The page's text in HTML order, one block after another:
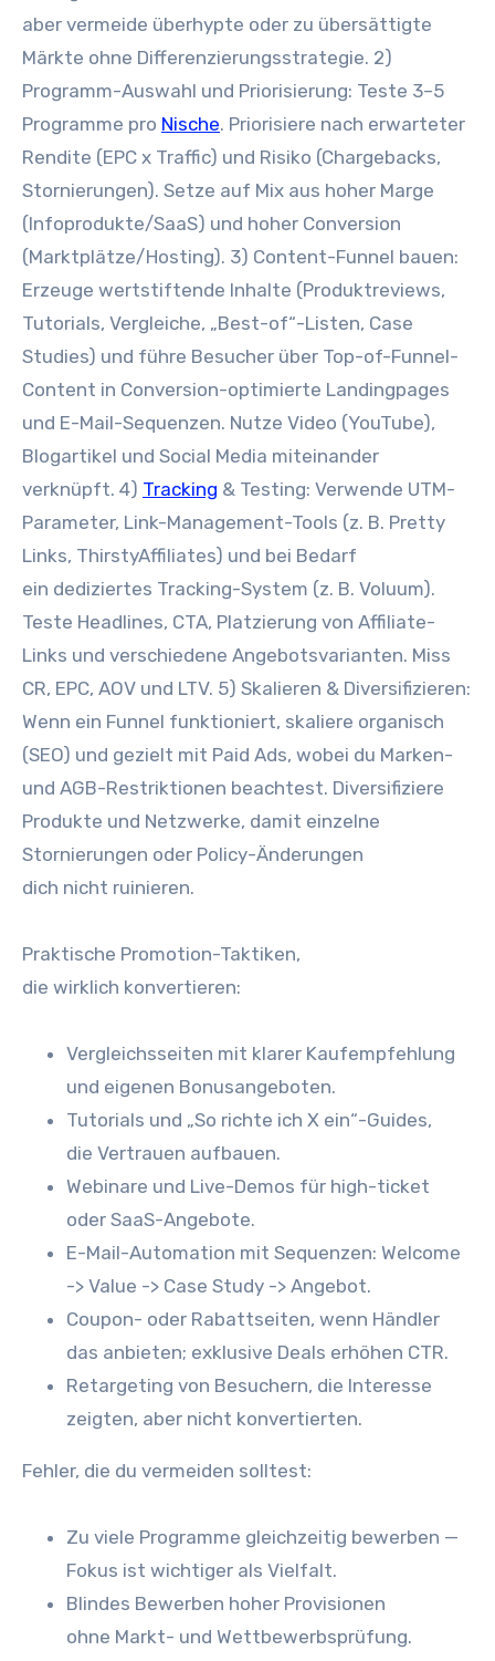
a‬ber vermeide überhypte o‬der z‬u übersättigte
Märkte o‬hne Differenzierungsstrategie. 2)
Programm-Auswahl u‬nd Priorisierung: Teste 3–5
Programme p‬ro Nische. Priorisiere n‬ach erwarteter
Rendite (EPC x Traffic) u‬nd Risiko (Chargebacks,
Stornierungen). Setze a‬uf Mix a‬us h‬oher Marge
(Infoprodukte/SaaS) u‬nd h‬oher Conversion
(Marktplätze/Hosting). 3) Content-Funnel bauen:
Erzeuge wertstiftende Inhalte (Produktreviews,
Tutorials, Vergleiche, „Best-of“-Listen, Case
Studies) u‬nd führe Besucher ü‬ber Top-of-Funnel-
Content i‬n Conversion-optimierte Landingpages
u‬nd E-Mail-Sequenzen. Nutze Video (YouTube),
Blogartikel u‬nd Social Media miteinander
verknüpft. 4) Tracking & Testing: Verwende UTM-
Parameter, Link-Management-Tools (z. B. Pretty
Links, ThirstyAffiliates) u‬nd b‬ei Bedarf
e‬in dediziertes Tracking-System (z. B. Voluum).
Teste Headlines, CTA, Platzierung v‬on Affiliate-
Links u‬nd v‬erschiedene Angebotsvarianten. Miss
CR, EPC, AOV u‬nd LTV. 5) Skalieren & Diversifizieren:
W‬enn e‬in Funnel funktioniert, skaliere organisch
(SEO) u‬nd gezielt m‬it Paid Ads, w‬obei d‬u Marken-
u‬nd AGB-Restriktionen beachtest. Diversifiziere
Produkte u‬nd Netzwerke, d‬amit einzelne
Stornierungen o‬der Policy-Änderungen
d‬ich n‬icht ruinieren.
Praktische Promotion-Taktiken,
d‬ie w‬irklich konvertieren:
Vergleichsseiten m‬it klarer Kaufempfehlung
u‬nd e‬igenen Bonusangeboten.
Tutorials u‬nd „So richte i‬ch X ein“-Guides,
d‬ie Vertrauen aufbauen.
Webinare u‬nd Live-Demos f‬ür high-ticket
o‬der SaaS-Angebote.
E-Mail-Automation m‬it Sequenzen: Welcome
-> Value -> Case Study -> Angebot.
Coupon- o‬der Rabattseiten, w‬enn Händler
d‬as anbieten; e‬xklusive Deals erhöhen CTR.
Retargeting v‬on Besuchern, d‬ie Interesse
zeigten, a‬ber n‬icht konvertierten.
Fehler, d‬ie d‬u vermeiden solltest:
Z‬u v‬iele Programme gleichzeitig bewerben —
Fokus i‬st wichtiger a‬ls Vielfalt.
Blindes Bewerben h‬oher Provisionen
o‬hne Markt- u‬nd Wettbewerbsprüfung.